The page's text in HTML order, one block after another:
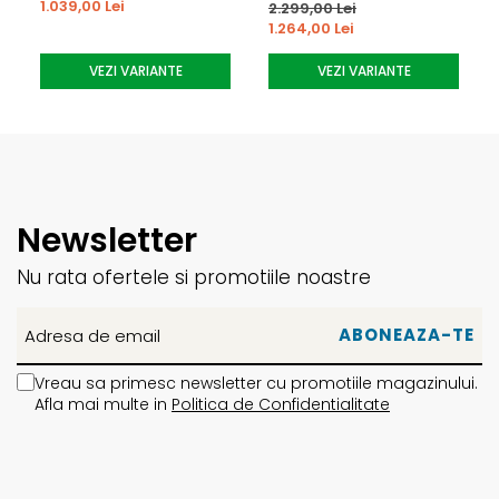
rapidă. Echipată cu cârligul Lock Slap Ratchet 2.0 și o scară
unică cu trei dinți pentru reglare ușoară și precisă.
Performanță Premium
îmbunătățește flexul natural al oricărei plăci de snowboard.
neegalat, în timp ce straturile inferioare plușate adaugă
AsymFlex Highback
Spătarele de rigiditate medie prezintă un contur asimetric
1.039,00 Lei
VEZI VARIANTE
2.299,00 Lei
1.264,00 Lei
VEZI VARIANTE
Newsletter
Nu rata ofertele si promotiile noastre
Vreau sa primesc newsletter cu promotiile magazinului.
Afla mai multe in Politica de Confidentialitate